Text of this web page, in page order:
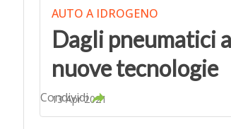
AUTO A IDROGENO
Dagli pneumatici
nuove tecnologie
13 Apr 2021
Condividi